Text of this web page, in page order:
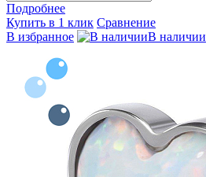
Подробнее
Купить в 1 клик Сравнение
В избранное
В наличии